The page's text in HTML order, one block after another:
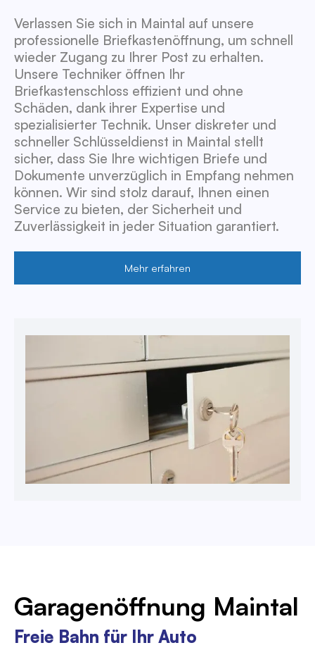
Verlassen Sie sich in Maintal auf unsere
professionelle Briefkastenöffnung, um schnell
wieder Zugang zu Ihrer Post zu erhalten.
Unsere Techniker öffnen Ihr
Briefkastenschloss effizient und ohne
Schäden, dank ihrer Expertise und
spezialisierter Technik. Unser diskreter und
schneller Schlüsseldienst in Maintal stellt
sicher, dass Sie Ihre wichtigen Briefe und
Dokumente unverzüglich in Empfang nehmen
können. Wir sind stolz darauf, Ihnen einen
Service zu bieten, der Sicherheit und
Zuverlässigkeit in jeder Situation garantiert.
Mehr erfahren
Garagenöffnung Maintal
Freie Bahn für Ihr Auto